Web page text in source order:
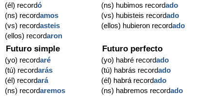
(él) recordó
(ns) recordamos
(vs) recordasteis
(ellos) recordaron
(ns) hubimos recordado
(vs) hubisteis recordado
(ellos) hubieron recordado
Futuro simple
(yo) recordaré
(tú) recordarás
(él) recordará
(ns) recordaremos
Futuro perfecto
(yo) habré recordado
(tú) habrás recordado
(él) habrá recordado
(ns) habremos recordado